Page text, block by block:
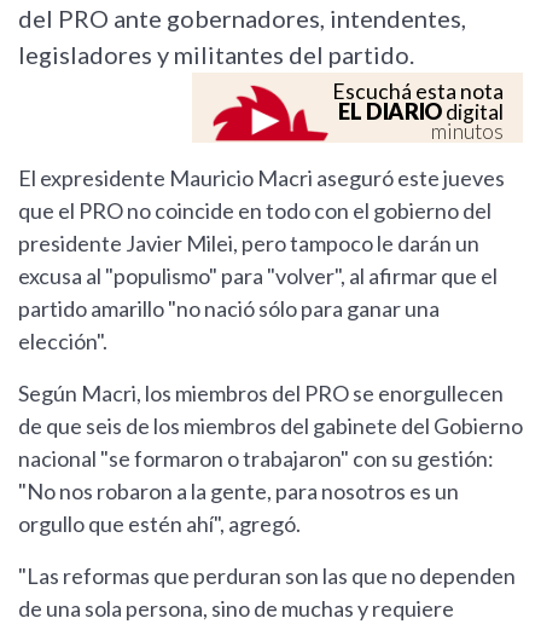
del PRO ante gobernadores, intendentes,
legisladores y militantes del partido.
Escuchá esta nota
EL DIARIOdigital
minutos
El expresidente Mauricio Macri aseguró este jueves
que el PRO no coincide en todo con el gobierno del
presidente Javier Milei, pero tampoco le darán un
excusa al "populismo" para "volver", al afirmar que el
partido amarillo "no nació sólo para ganar una
elección".
Según Macri, los miembros del PRO se enorgullecen
de que seis de los miembros del gabinete del Gobierno
nacional "se formaron o trabajaron" con su gestión:
"No nos robaron a la gente, para nosotros es un
orgullo que estén ahí", agregó.
"Las reformas que perduran son las que no dependen
de una sola persona, sino de muchas y requiere